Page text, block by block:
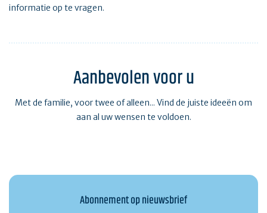
informatie op te vragen.
Aanbevolen voor u
Met de familie, voor twee of alleen... Vind de juiste ideeën om
aan al uw wensen te voldoen.
Abonnement op nieuwsbrief